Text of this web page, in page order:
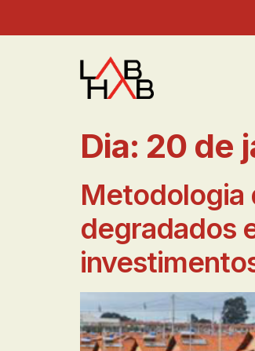
Dia: 20 de
Metodologia
degradados